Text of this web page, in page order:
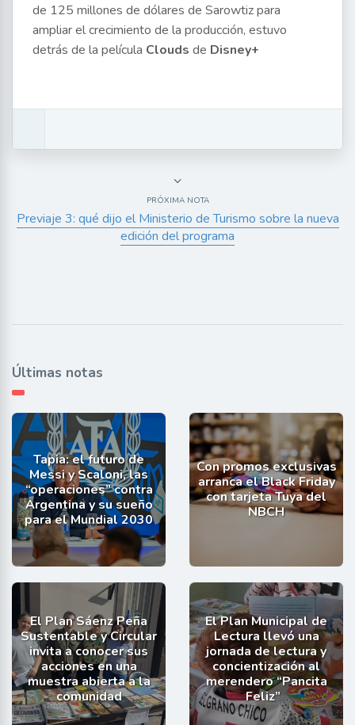
de 125 millones de dólares de Sarowtiz para
ampliar el crecimiento de la producción, estuvo
detrás de la película Clouds de Disney+
PRÓXIMA NOTA
Previaje 3: qué dijo el Ministerio de Turismo sobre la nueva
edición del programa
Últimas notas
Tapia: el futuro de
Messi y Scaloni, las
“operaciones” contra
Argentina y su sueño
para el Mundial 2030
Con promos exclusivas
arranca el Black Friday
con tarjeta Tuya del
NBCH
El Plan Sáenz Peña
Sustentable y Circular
invita a conocer sus
acciones en una
muestra abierta a la
comunidad
El Plan Municipal de
Lectura llevó una
jornada de lectura y
concientización al
merendero “Pancita
Feliz”